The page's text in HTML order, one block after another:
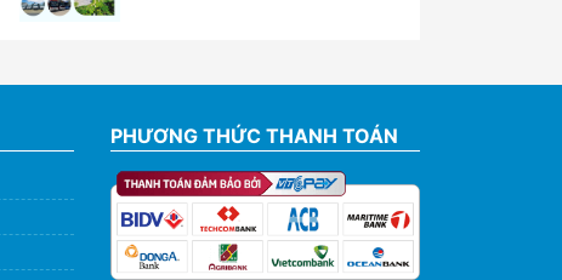
PHƯƠNG THỨC THANH TOÁN